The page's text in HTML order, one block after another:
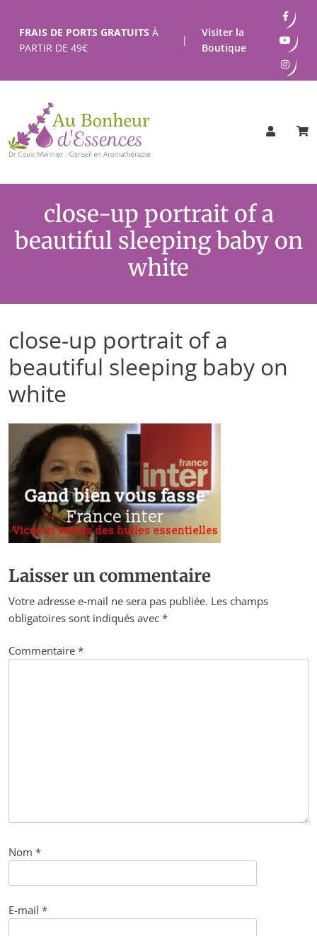
contenu
FRAIS DE PORTS GRATUITS À
PARTIR DE 49€
|
Visiter la
Boutique
close-up portrait of a
beautiful sleeping baby on
white
close-up portrait of a
beautiful sleeping baby on
white
Laisser un commentaire
Votre adresse e-mail ne sera pas publiée. Les champs
obligatoires sont indiqués avec *
Commentaire *
Nom *
E-mail *